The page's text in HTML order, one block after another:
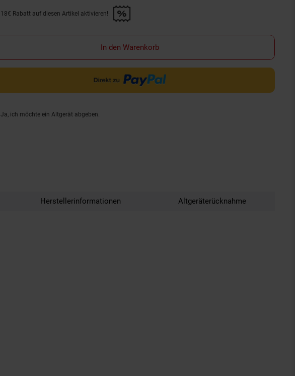
Promotion "18€ Rabatt auf diesen Artikel aktivieren!" anwenden
18€ Rabatt auf diesen Artikel aktivieren!
In den Warenkorb
Ja, ich möchte ein Altgerät abgeben.
Herstellerinformationen Altgeräterücknahme